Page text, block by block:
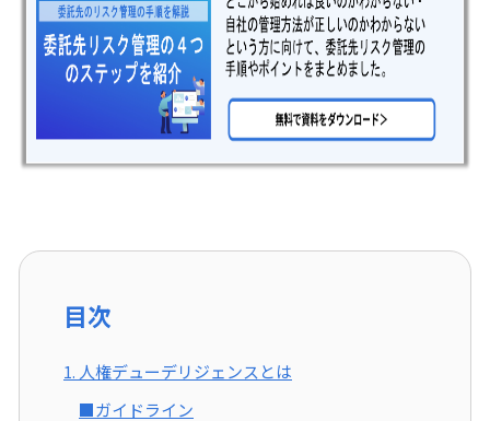
目次
1. 人権デューデリジェンスとは
■ガイドライン